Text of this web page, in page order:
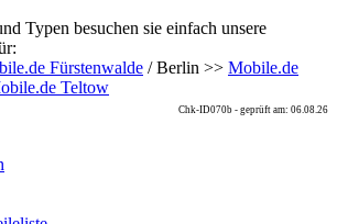
Typen besuchen sie einfach unsere
Fürstenwalde / Berlin >> Mobile.de
Teltow
Chk-ID070b - geprüft am: 06.08.26